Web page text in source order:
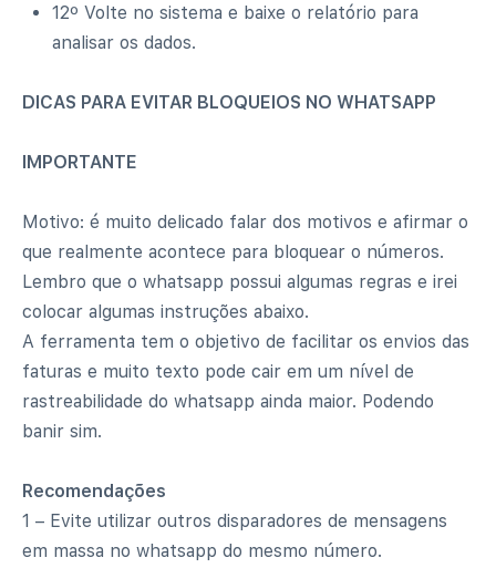
12º Volte no sistema e baixe o relatório para
analisar os dados.
DICAS PARA EVITAR BLOQUEIOS NO WHATSAPP
IMPORTANTE
Motivo: é muito delicado falar dos motivos e afirmar o
que realmente acontece para bloquear o números.
Lembro que o whatsapp possui algumas regras e irei
colocar algumas instruções abaixo.
A ferramenta tem o objetivo de facilitar os envios das
faturas e muito texto pode cair em um nível de
rastreabilidade do whatsapp ainda maior. Podendo
banir sim.
Recomendações
1 – Evite utilizar outros disparadores de mensagens
em massa no whatsapp do mesmo número.